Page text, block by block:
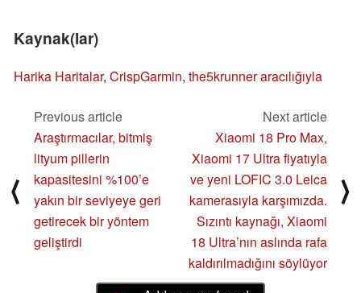
Kaynak(lar)
Harika Haritalar, CrispGarmin, the5krunner aracılığıyla
⟨
Previous article
Araştırmacılar, bitmiş
lityum pillerin
kapasitesini %100’e
yakın bir seviyeye geri
getirecek bir yöntem
geliştirdi
Next article
Xiaomi 18 Pro Max,
Xiaomi 17 Ultra fiyatıyla
ve yeni LOFIC 3.0 Leica
kamerasıyla karşımızda.
Sızıntı kaynağı, Xiaomi
18 Ultra’nın aslında rafa
kaldırılmadığını söylüyor
⟩